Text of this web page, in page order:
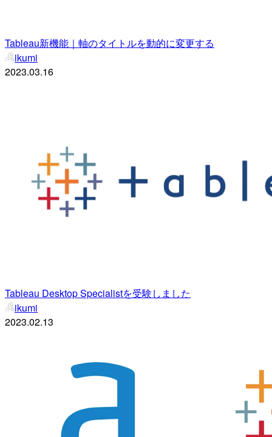
Tableau新機能｜軸のタイトルを動的に変更する
ikumi
2023.03.16
Tableau Desktop Specialistを受験しました
ikumi
2023.02.13